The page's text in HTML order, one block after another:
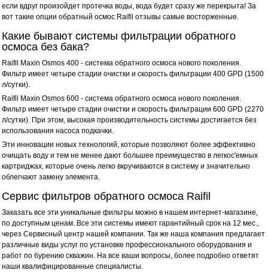
если вдруг произойдет протечка воды, вода будет сразу же перекрыта! За
вот такие опции обратный осмос Raifil отзывы самые восторженные.
Какие бывают системы фильтрации обратного
осмоса без бака?
Raifil Maxin Osmos 400 - система обратного осмоса нового поколения.
Фильтр имеет четыре стадии очистки и скорость фильтрации 400 GPD (1500
л/сутки).
Raifil Maxin Osmos 600 - система обратного осмоса нового поколения.
Фильтр имеет четыре стадии очистки и скорость фильтрации 600 GPD (2270
л/сутки). При этом, высокая производительность системы достигается без
использования насоса подкачки.
Эти инновации новых технологий, которые позволяют более эффективно
очищать воду и тем не менее дают большее преимущество в легкос'емных
картриджах, которые очень легко вкручиваются в систему и значительно
облегчают замену элемента.
Сервис фильтров обратного осмоса Raifil
Заказать все эти уникальные фильтры можно в нашем интернет-магазине,
по доступным ценам. Все эти системы имеют гарантийный срок на 12 мес.,
через Сервисный центр нашей компании. Так же наша компания предлагает
различные виды услуг по установке профессионального оборудования и
работ по бурению скважин. На все ваши вопросы, более подробно ответят
наши квалифицированные специалисты.